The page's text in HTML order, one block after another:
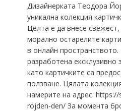
Дизайнерката Теодора
уникална колекция
Целта е да внесе
морално остарелите
в онлайн пространството.
разработена ексклузивно
като картичките са
ползване. Цялата
намерите на адрес:
rojden-den/ За момента